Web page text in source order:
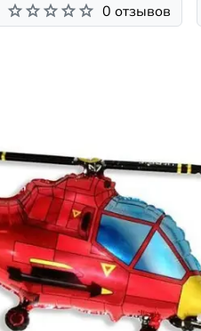
0 отзывов